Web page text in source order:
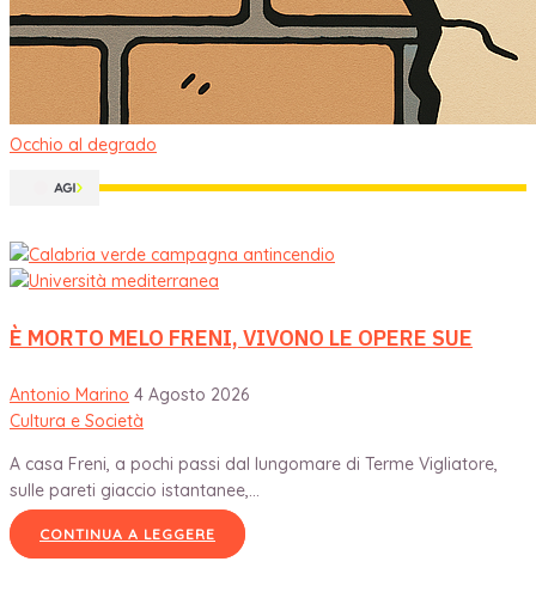
Occhio al degrado
È MORTO MELO FRENI, VIVONO LE OPERE SUE
Antonio Marino 4 Agosto 2026
Cultura e Società
A casa Freni, a pochi passi dal lungomare di Terme Vigliatore,
sulle pareti giaccio istantanee,...
CONTINUA A LEGGERE